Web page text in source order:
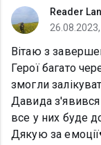
Reader
Вітаю з
Герої багато
змогли
Давида
все у них буде
Дякую за